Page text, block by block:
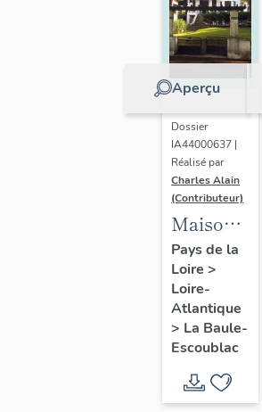
Aperçu
Dossier
IA44000637 |
Réalisé par
Charles Alain
(Contributeur)
Maison
dite villa
balnéaire
Les
Peupliers,
23
avenue
des
Pays de la
Loire >
Loire-
Atlantique
> La Baule-
Escoublac